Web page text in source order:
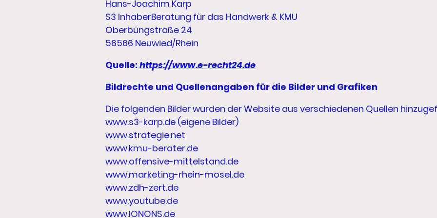
Hans-Joachim Karp
S3 InhaberBeratung für das Handwerk & KMU
Oberbüngstraße 24
56566 Neuwied/Rhein
Quelle:https://www.e-recht24.de
Bildrechte und Quellenangaben für die Bilder und Grafiken
Die folgenden Bilder wurden der Website aus verschiedenen Quellen
www.s3-karp.de (eigene Bilder)
www.strategie.net
www.kmu-berater.de
www.offensive-mittelstand.de
www.marketing-rhein-mosel.de
www.zdh-zert.de
www.youtube.de
www.IONONS.de